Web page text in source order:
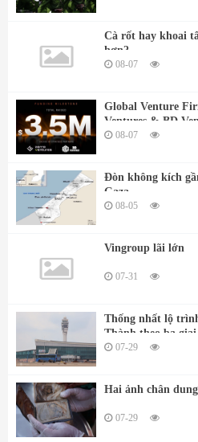
Cà rốt hay khoai
hơn?
08-07
Global Venture
Ventures & BD
Strategic
08-07
Đòn không kích
Gaza
08-05
Vingroup lãi lớn
07-31
Thống nhất lộ
Thành theo ba giai
07-29
Hai ảnh chân
07-29